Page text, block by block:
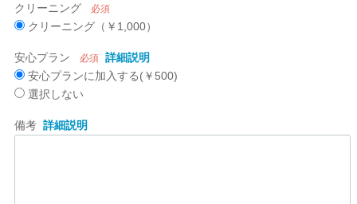
クリーニング 必須
クリーニング（￥1,000）
安心プラン 必須 詳細説明
安心プランに加入する(￥500)
選択しない
備考 詳細説明